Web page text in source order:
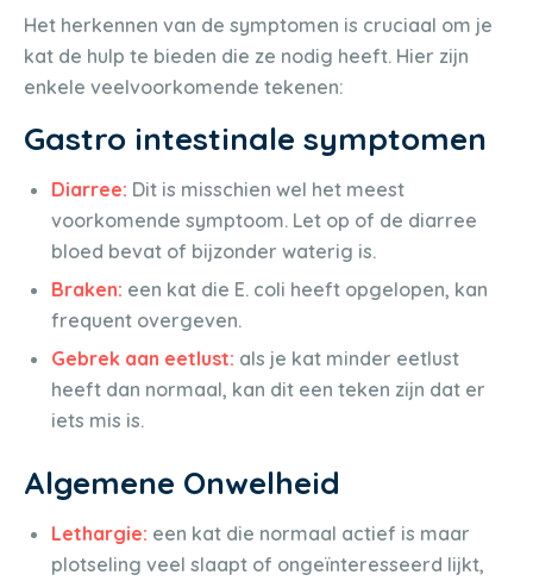
Het herkennen van de symptomen is cruciaal om je
kat de hulp te bieden die ze nodig heeft. Hier zijn
enkele veelvoorkomende tekenen:
Gastro intestinale symptomen
Diarree: Dit is misschien wel het meest
voorkomende symptoom. Let op of de diarree
bloed bevat of bijzonder waterig is.
Braken: een kat die E. coli heeft opgelopen, kan
frequent overgeven.
Gebrek aan eetlust: als je kat minder eetlust
heeft dan normaal, kan dit een teken zijn dat er
iets mis is.
Algemene Onwelheid
Lethargie: een kat die normaal actief is maar
plotseling veel slaapt of ongeïnteresseerd lijkt,